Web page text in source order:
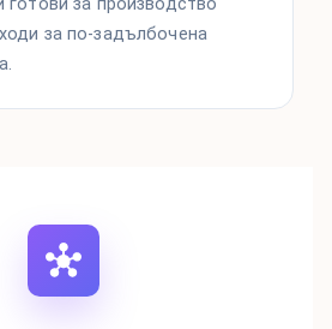
за по-задълбочена